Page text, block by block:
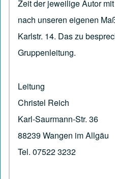
Zeit der jeweilige Autor
nach unseren eigenen
Karlstr. 14. Das zu
Gruppenleitung.
Leitung
Christel Reich
Karl-Saurmann-Str. 36
88239 Wangen im Allgäu
Tel. 07522 3232